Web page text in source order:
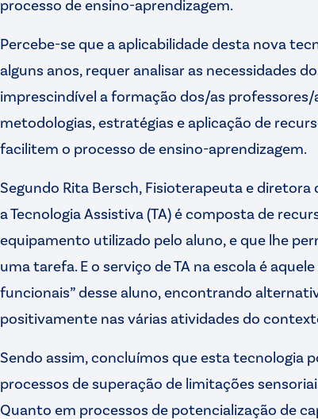
processo de ensino-aprendizagem.
Percebe-se que a aplicabilidade desta nova
alguns anos, requer analisar as necessidades
imprescindível a formação dos/as
metodologias, estratégias e aplicação de
facilitem o processo de ensino-aprendizagem.
Segundo Rita Bersch, Fisioterapeuta e diretora
a Tecnologia Assistiva (TA) é composta de
equipamento utilizado pelo aluno, e que lhe
uma tarefa. E o serviço de TA na escola é
funcionais” desse aluno, encontrando
positivamente nas várias atividades do
Sendo assim, concluímos que esta tecnologia
processos de superação de limitações
Quanto em processos de potencialização de